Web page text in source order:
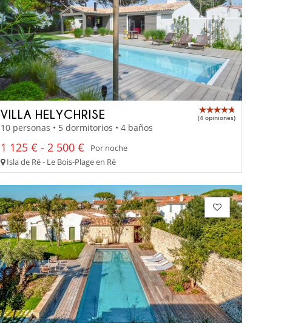
VILLA HELYCHRISE (4 opiniones)
10 personas • 5 dormitorios • 4 baños
1 125 € - 2 500 €
Por noche
Isla de Ré - Le Bois-Plage en Ré